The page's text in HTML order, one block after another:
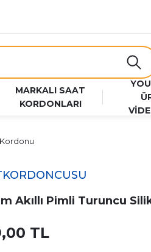
MARKALI SAAT
KORDONLARI
Akıllı Pimli Turuncu
TL